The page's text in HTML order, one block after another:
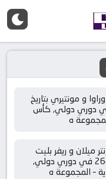
و مونتيري بتاريخ
06-26 في دوري دولي, كأس
ه
ميلان و ريفر بليت
بتاريخ 2025-06-26 في دوري دولي,
– المجموعة ه